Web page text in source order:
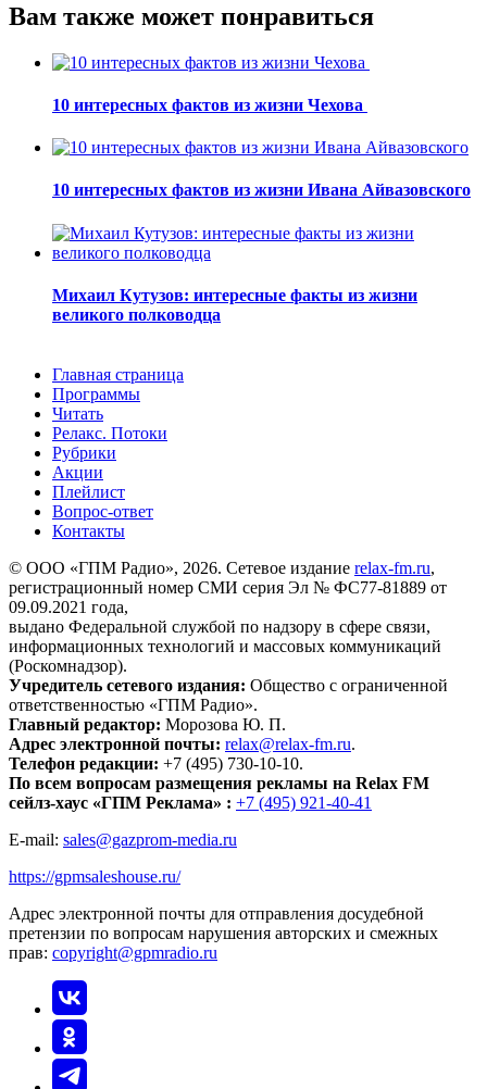
Вам также может понравиться
10 интересных фактов из жизни Чехова
10 интересных фактов из жизни Ивана Айвазовского
Михаил Кутузов: интересные факты из жизни
великого полководца
Главная страница
Программы
Читать
Релакс. Потоки
Рубрики
Акции
Плейлист
Вопрос-ответ
Контакты
© ООО «ГПМ Радио», 2026. Сетевое издание relax-fm.ru,
регистрационный номер СМИ серия Эл № ФС77-81889 от
09.09.2021 года,
выдано Федеральной службой по надзору в сфере связи,
информационных технологий и массовых коммуникаций
(Роскомнадзор).
Учредитель сетевого издания: Общество с ограниченной
ответственностью «ГПМ Радио».
Главный редактор: Морозова Ю. П.
Адрес электронной почты: relax@relax-fm.ru.
Телефон редакции: +7 (495) 730-10-10.
По всем вопросам размещения рекламы на Relax FM
сейлз-хаус «ГПМ Реклама» : +7 (495) 921-40-41
E-mail: sales@gazprom-media.ru
https://gpmsaleshouse.ru/
Адрес электронной почты для отправления досудебной
претензии по вопросам нарушения авторских и смежных
прав: copyright@gpmradio.ru